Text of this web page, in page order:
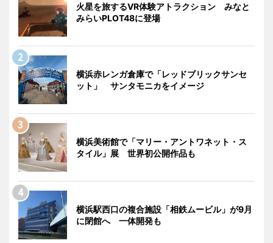
火星を旅するVR体験アトラクション みなと
みらいPLOT48に登場
横浜赤レンガ倉庫で「レッドブリックサンセ
ット」 サンタモニカをイメージ
横浜美術館で「マリー・アントワネット・ス
タイル」展 世界初公開作品も
横浜駅西口の複合施設「相鉄ムービル」が9月
に閉館へ 一体開発も